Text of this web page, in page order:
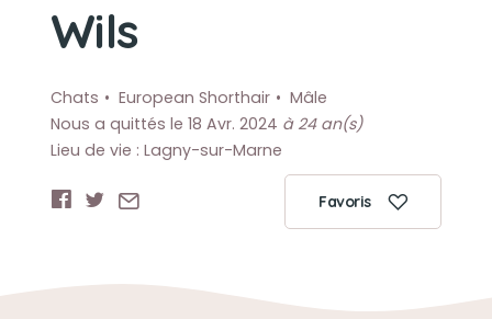
Wils
Chats European Shorthair
Mâle
Nous a quittés le 18 Avr. 2024 à 24 an(s)
Lieu de vie : Lagny-sur-Marne
Favoris